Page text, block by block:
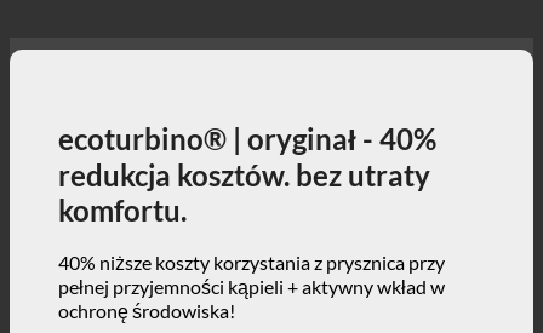
ecoturbino® | oryginał - 40%
redukcja kosztów. bez utraty
komfortu.
40% niższe koszty korzystania z prysznica przy
pełnej przyjemności kąpieli + aktywny wkład w
ochronę środowiska!